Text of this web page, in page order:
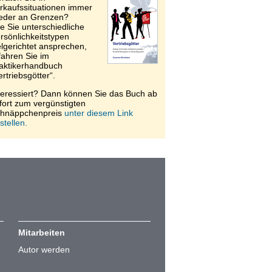
immer
an Grenzen?
Sie unterschiedliche
ansprechen,
Sie im
Dann können Sie das Buch ab
zum vergünstigten
unter diesem Link
Mitarbeiten
Autor werden